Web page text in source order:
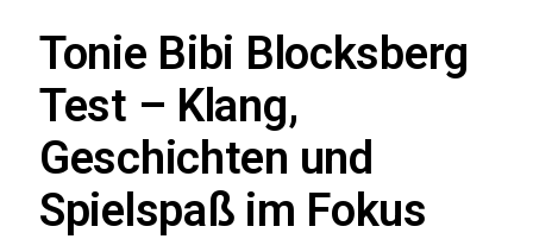
Tonie Bibi Blocksberg
Test – Klang,
Geschichten und
Spielspaß im Fokus